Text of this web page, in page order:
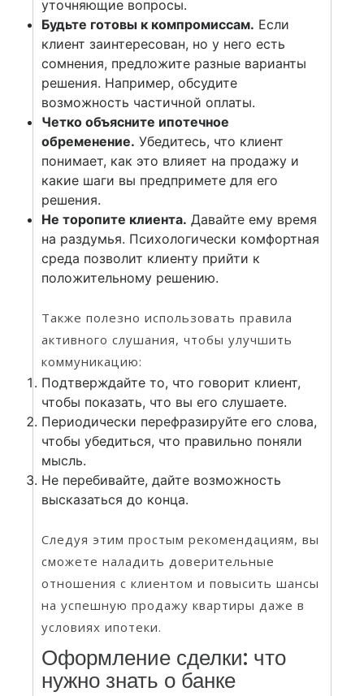
уточняющие вопросы.
Будьте готовы к компромиссам. Если
клиент заинтересован, но у него есть
сомнения, предложите разные варианты
решения. Например, обсудите
возможность частичной оплаты.
Четко объясните ипотечное
обременение. Убедитесь, что клиент
понимает, как это влияет на продажу и
какие шаги вы предпримете для его
решения.
Не торопите клиента. Давайте ему время
на раздумья. Психологически комфортная
среда позволит клиенту прийти к
положительному решению.
Также полезно использовать правила
активного слушания, чтобы улучшить
коммуникацию:
Подтверждайте то, что говорит клиент,
чтобы показать, что вы его слушаете.
Периодически перефразируйте его слова,
чтобы убедиться, что правильно поняли
мысль.
Не перебивайте, дайте возможность
высказаться до конца.
Следуя этим простым рекомендациям, вы
сможете наладить доверительные
отношения с клиентом и повысить шансы
на успешную продажу квартиры даже в
условиях ипотеки.
Оформление сделки: что
нужно знать о банке